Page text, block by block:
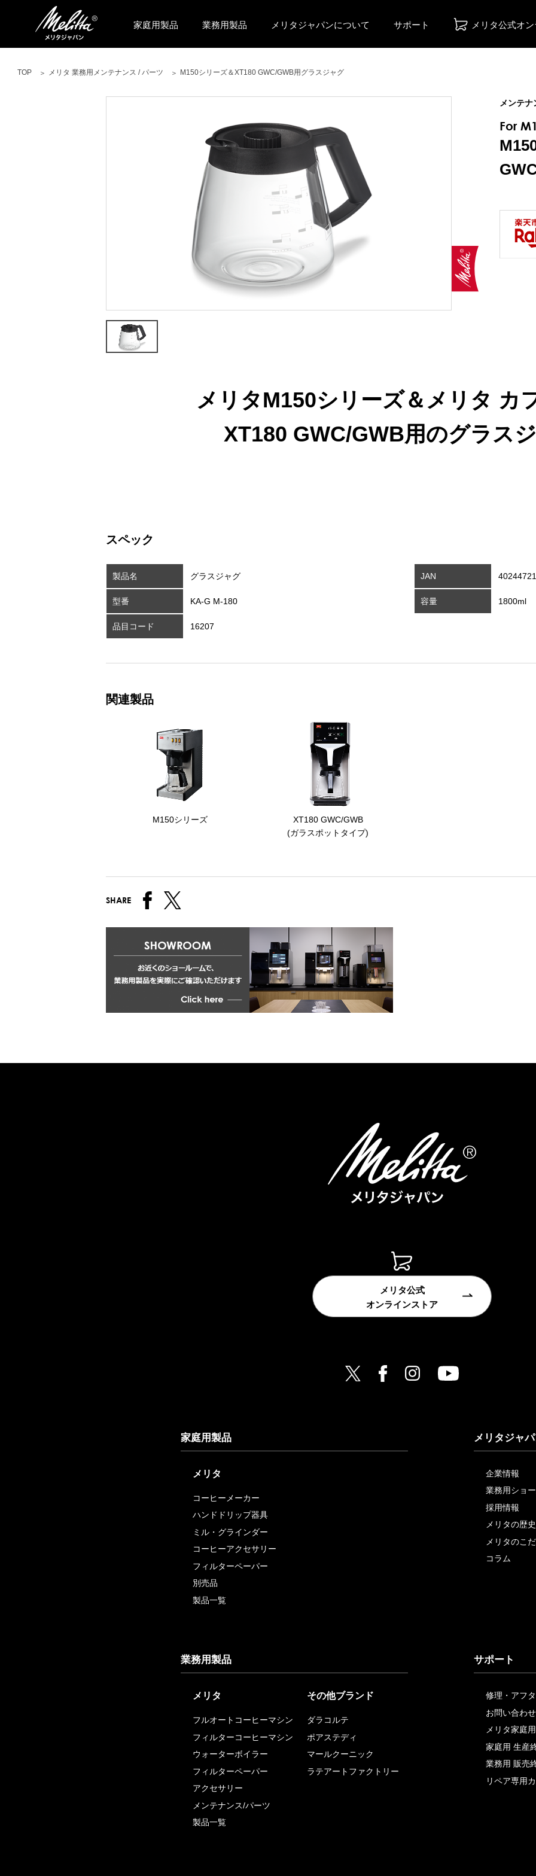
家庭用製品 業務用製品 メリタジャパンについて サポート メリタ公式オ
TOP メリタ 業務用メンテナンス / パーツ M150シリーズ＆XT180 GWC/GWB用グラスジャグ
メンテ
For
メリタM150シリーズ＆メリタ カ
XT180 GWC/GWB用のグラス
スペック
製品名 グラスジャグ
型番 KA-G M-180
品目コード 16207
JAN
容量 1800ml
関連製品
M150シリーズ
XT180 GWC/GWB
(ガラスポットタイプ)
SHARE
メリタ公式
オンラインストア
家庭用製品
メリタ
コーヒーメーカー
ハンドドリップ器具
ミル・グラインダー
コーヒーアクセサリー
フィルターペーパー
別売品
製品一覧
業務用製品
メリタ
フルオートコーヒーマシン
フィルターコーヒーマシン
ウォーターボイラー
フィルターペーパー
アクセサリー
メンテナンス/パーツ
製品一覧
その他ブランド
ダラコルテ
ポアステディ
マールクーニック
ラテアートファクトリー
メリタジャ
企業情報
業務用ショ
採用情報
メリタの歴史
メリタのこ
コラム
サポート
修理・アフ
お問い合わせ
メリタ家庭
家庭用 生産
業務用 販売
リペア専用